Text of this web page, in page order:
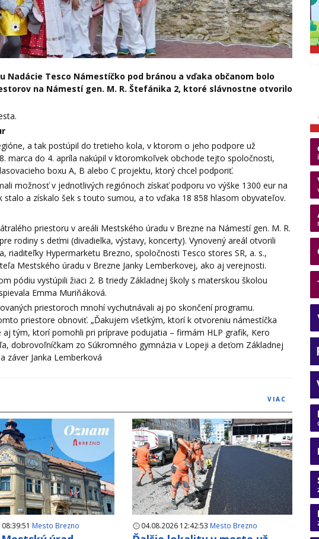
Tesco Námestíčko pod bránou a vďaka občanom bolo
na Námestí gen. M. R. Štefánika 2, ktoré slávnostne otvorilo
a tak postúpil do tretieho kola, v ktorom o jeho podpore už
marca do 4. apríla nakúpil v ktoromkoľvek obchode tejto spoločnosti,
boxu A, B alebo C projektu, ktorý chcel podporiť.
možnosť v jednotlivých regiónoch získať podporu vo výške 1300 eur na
stalo a získalo šek s touto sumou, a to vďaka 18 858 hlasom obyvateľov.
priestoru v areáli Mestského úradu v Brezne na Námestí gen. M. R.
rodiny s deťmi (divadielka, výstavy, koncerty). Vynovený areál otvorili
riaditeľky Hypermarketu Brezno, spoločnosti Tesco stores SR, a. s.,
Mestského úradu v Brezne Janky Lemberkovej, ako aj verejnosti.
pódiu vystúpili žiaci 2. B triedy Základnej školy s materskou školou
Emma Muriňáková.
priestoroch mnohí vychutnávali aj po skončení programu.
priestore obnoviť. „Ďakujem všetkým, ktorí k otvoreniu námestíčka
tým, ktorí pomohli pri príprave podujatia – firmám HLP grafik, Kero
dobrovoľníčkam zo Súkromného gymnázia v Lopeji a deťom Základnej
záver Janka Lemberková
VIAC
Mesto Brezno 04.08.2026 12:42:53 Mesto Brezno